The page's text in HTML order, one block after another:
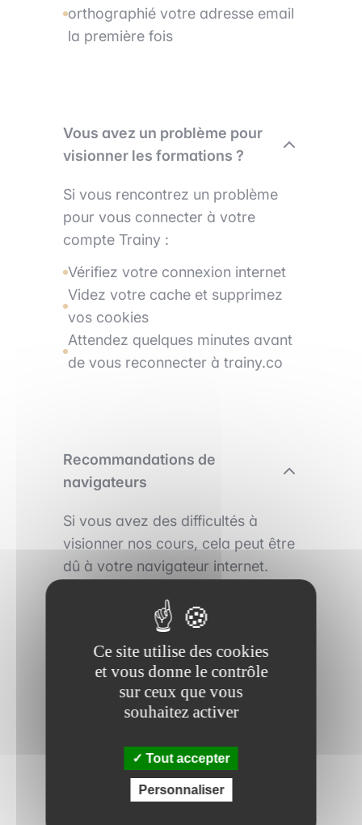
orthographié votre adresse email
la première fois
Vous avez un problème pour
visionner les formations ?
Si vous rencontrez un problème
pour vous connecter à votre
compte Trainy :
Vérifiez votre connexion internet
Videz votre cache et supprimez
vos cookies
Attendez quelques minutes avant
de vous reconnecter à trainy.co
Recommandations de
navigateurs
Si vous avez des difficultés à
visionner nos cours, cela peut être
dû à votre navigateur internet.
mise à jour de votre navigateur
d’installée. Notre plateforme
fonctionne sur les dernières
versions des navigateurs
suivants :
Microsoft Edge
Ce site utilise des cookies
et vous donne le contrôle
sur ceux que vous
souhaitez activer
Tout accepter
Personnaliser